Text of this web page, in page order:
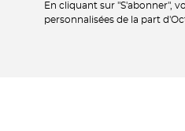
En cliquant sur "S'abonner",
personnalisées de la part